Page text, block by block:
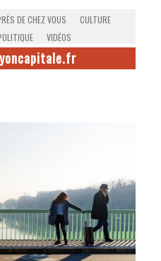
DE CHEZ VOUS
CULTURE
VIDÉOS